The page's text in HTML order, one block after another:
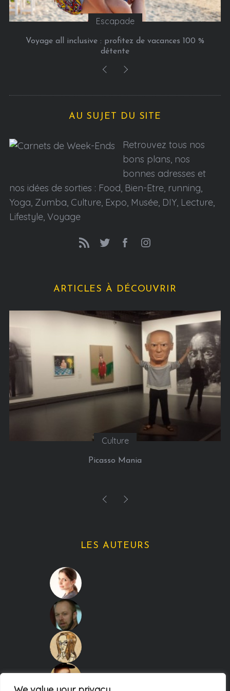
Escapade
Voyage all inclusive : profitez de vacances 100 %
détente
AU SUJET DU SITE
Retrouvez tous nos
bons plans, nos
bonnes adresses et
nos idées de sorties : Food, Bien-Etre, running,
Yoga, Zumba, Culture, Expo, Musée, DIY, Lecture,
Lifestyle, Voyage
ARTICLES À DÉCOUVRIR
Culture
Picasso Mania
LES AUTEURS